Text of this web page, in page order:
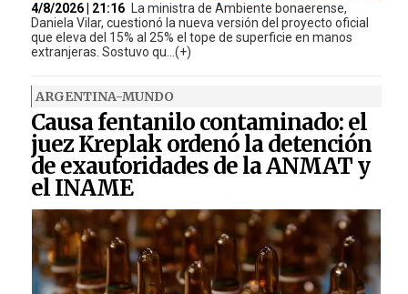
4/8/2026 | 21:16
La ministra de Ambiente bonaerense,
Daniela Vilar, cuestionó la nueva versión del proyecto oficial
que eleva del 15% al 25% el tope de superficie en manos
extranjeras. Sostuvo qu...(+)
ARGENTINA-MUNDO
Causa fentanilo contaminado: el
juez Kreplak ordenó la detención
de exautoridades de la ANMAT y
el INAME